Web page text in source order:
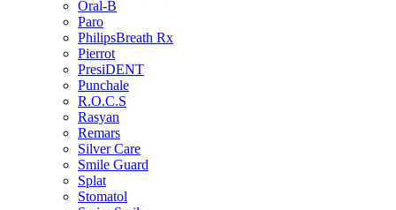
Oral-B
Paro
PhilipsBreath Rx
Pierrot
PresiDENT
Punchale
R.O.C.S
Rasyan
Remars
Silver Care
Smile Guard
Splat
Stomatol